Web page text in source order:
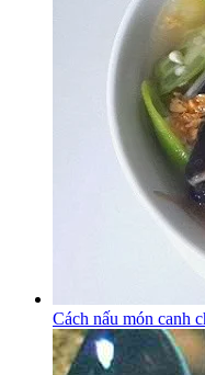
Cách nấu món canh